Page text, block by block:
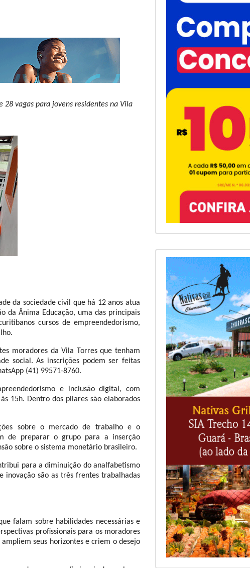
vagas para jovens residentes na Vila
da sociedade civil que há 12 anos atua
da Ânima Educação, uma das principais
cursos de empreendedorismo,
moradores da Vila Torres que tenham
social. As inscrições podem ser feitas
(41) 99571-8760.
e inclusão digital, com
15h. Dentro dos pilares são elaborados
sobre o mercado de trabalho e o
de preparar o grupo para a inserção
sobre o sistema monetário brasileiro.
para a diminuição do analfabetismo
inovação são as três frentes trabalhadas
falam sobre habilidades necessárias e
profissionais para os moradores
seus horizontes e criem o desejo